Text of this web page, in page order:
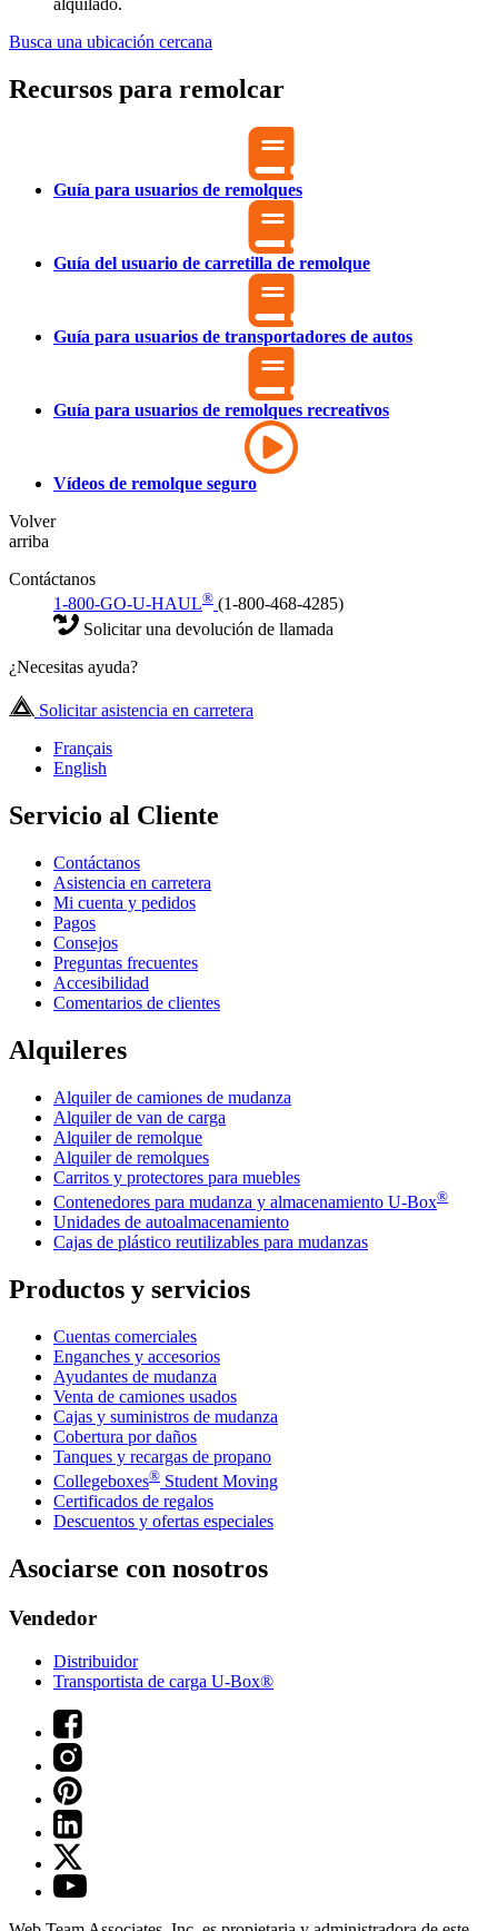
alquilado.
Busca una ubicación cercana
Recursos para remolcar
Guía para usuarios de remolques
Guía del usuario de carretilla de remolque
Guía para usuarios de transportadores de autos
Guía para usuarios de remolques recreativos
Vídeos de remolque seguro
Volver
arriba
Contáctanos
1-800-GO-U-HAUL® (1-800-468-4285)
Solicitar una devolución de llamada
¿Necesitas ayuda?
Solicitar asistencia en carretera
Français
English
Servicio al Cliente
Contáctanos
Asistencia en carretera
Mi cuenta y pedidos
Pagos
Consejos
Preguntas frecuentes
Accesibilidad
Comentarios de clientes
Alquileres
Alquiler de camiones de mudanza
Alquiler de van de carga
Alquiler de remolque
Alquiler de remolques
Carritos y protectores para muebles
Contenedores para mudanza y almacenamiento U-Box®
Unidades de autoalmacenamiento
Cajas de plástico reutilizables para mudanzas
Productos y servicios
Cuentas comerciales
Enganches y accesorios
Ayudantes de mudanza
Venta de camiones usados
Cajas y suministros de mudanza
Cobertura por daños
Tanques y recargas de propano
Collegeboxes® Student Moving
Certificados de regalos
Descuentos y ofertas especiales
Asociarse con nosotros
Vendedor
Distribuidor
Transportista de carga U-Box®